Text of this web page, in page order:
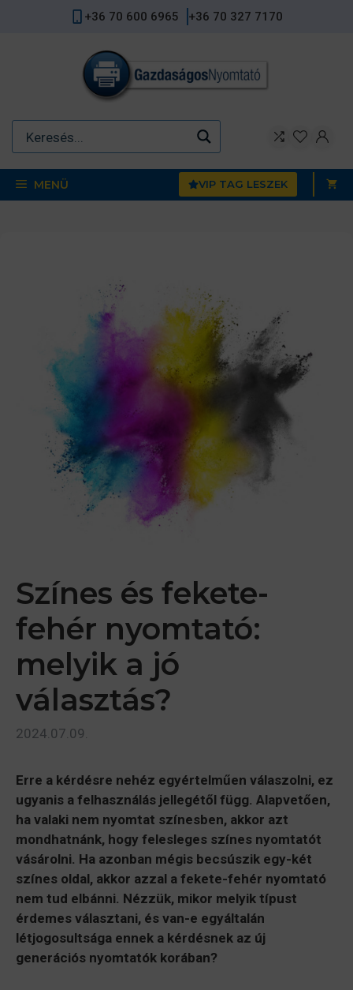
+36 70 600 6965 +36 70 327 7170
MENÜ VIP TAG LESZEK
Színes és fekete-
fehér nyomtató:
melyik a jó
választás?
2024.07.09.
Erre a kérdésre nehéz egyértelműen válaszolni, ez
ugyanis a felhasználás jellegétől függ. Alapvetően,
ha valaki nem nyomtat színesben, akkor azt
mondhatnánk, hogy felesleges színes nyomtatót
vásárolni. Ha azonban mégis becsúszik egy-két
színes oldal, akkor azzal a fekete-fehér nyomtató
nem tud elbánni. Nézzük, mikor melyik típust
érdemes választani, és van-e egyáltalán
létjogosultsága ennek a kérdésnek az új
generációs nyomtatók korában?